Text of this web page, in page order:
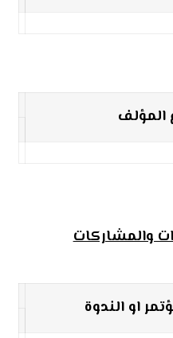
المؤلف
والمشاركات
او الندوة